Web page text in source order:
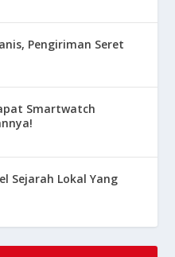
Pengiriman Seret
Smartwatch
Sejarah Lokal Yang